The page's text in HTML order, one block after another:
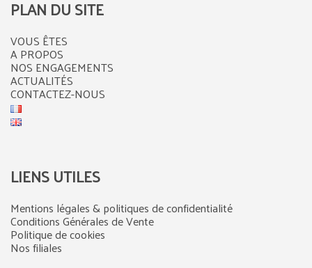
PLAN DU SITE
VOUS ÊTES
A PROPOS
NOS ENGAGEMENTS
ACTUALITÉS
CONTACTEZ-NOUS
LIENS UTILES
Mentions légales & politiques de confidentialité
Conditions Générales de Vente
Politique de cookies
Nos filiales